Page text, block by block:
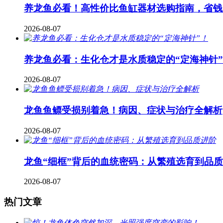
养龙鱼必看！高性价比鱼缸器材选购指南，省
2026-08-07
养龙鱼必看：生化仓才是水质稳定的“定海神针”
2026-08-07
龙鱼鱼鳔受损别着急！病因、症状与治疗全解析
2026-08-07
龙鱼“细框”背后的血统密码：从繁殖选育到品
2026-08-07
热门文章